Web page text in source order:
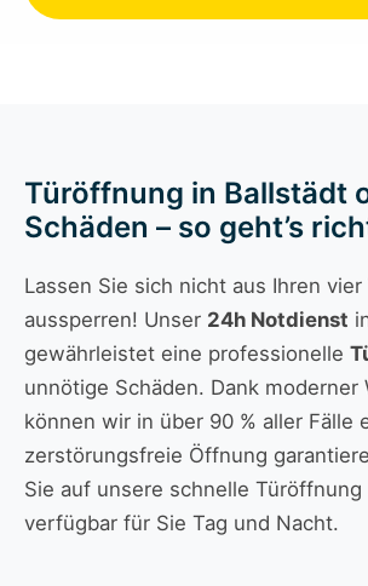
Türöffnung in Ballstädt
Schäden – so geht’s
Lassen Sie sich nicht aus Ihren vier
aussperren! Unser 24h Notdienst
gewährleistet eine professionelle
unnötige Schäden. Dank moderner
können wir in über 90 % aller Fälle
zerstörungsfreie Öffnung
Sie auf unsere schnelle
verfügbar für Sie Tag und Nacht.